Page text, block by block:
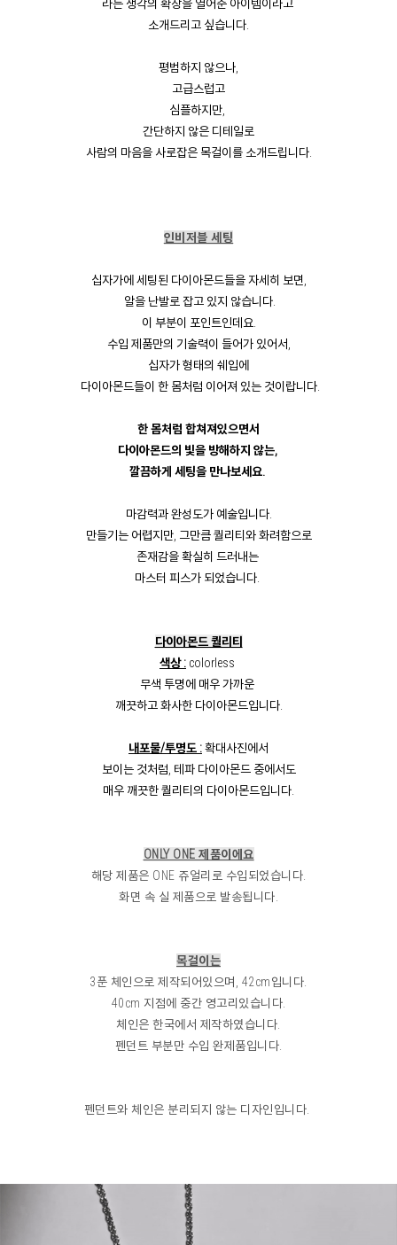
라는 생각의 확장을 열어준 아이템이라고
소개드리고 싶습니다.
평범하지 않으나,
고급스럽고
심플하지만,
간단하지 않은 디테일로
사람의 마음을 사로잡은 목걸이를 소개드립니다.
인비저블 세팅
십자가에 세팅된 다이아몬드들을 자세히 보면,
알을 난발로 잡고 있지 않습니다.
이 부분이 포인트인데요.
수입 제품만의 기술력이 들어가 있어서,
십자가 형태의 쉐입에
다이아몬드들이 한 몸처럼 이어져 있는 것이랍니다.
한 몸처럼 합쳐져있으면서
다이아몬드의 빛을 방해하지 않는,
깔끔하게 세팅을 만나보세요.
마감력과 완성도가 예술입니다.
만들기는 어렵지만, 그만큼 퀄리티와 화려함으로
존재감을 확실히 드러내는
마스터 피스가 되었습니다.
다이아몬드 퀄리티
색상 : colorless
무색 투명에 매우 가까운
깨끗하고 화사한 다이아몬드입니다.
내포물/투명도 :확대사진에서
보이는 것처럼, 테파 다이아몬드 중에서도
매우 깨끗한 퀄리티의 다이아몬드입니다.
ONLY ONE 제품이에요
해당 제품은 ONE 쥬얼리로 수입되었습니다.
화면 속 실 제품으로 발송됩니다.
목걸이는
3푼 체인으로 제작되어있으며, 42cm입니다.
40cm 지점에 중간 영고리있습니다.
체인은 한국에서 제작하였습니다.
펜던트 부분만 수입 완제품입니다.
펜던트와 체인은 분리되지 않는 디자인입니다.